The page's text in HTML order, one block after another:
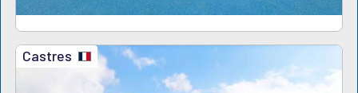
Castres